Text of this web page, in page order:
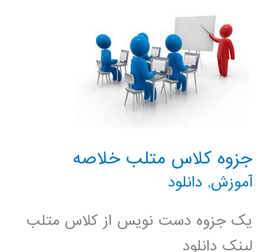
موبایل
جزوه کلاس متلب خلاصه
آموزش, دانلود
یک جزوه دست نویس از کلاس متلب
لینک دانلود